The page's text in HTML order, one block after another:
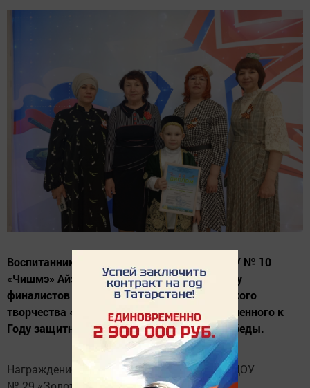
Воспитанник подготовительной группы ДОУ № 10
«Чишмэ» Айзат Кондратьев вошел в десятку
финалистов Всероссийского конкурса детского
творчества «Мин бит татар малае», приуроченного к
Году защитников Отечества и 80-летию Победы.
Награждение конкурентов прошло на базе ДОУ